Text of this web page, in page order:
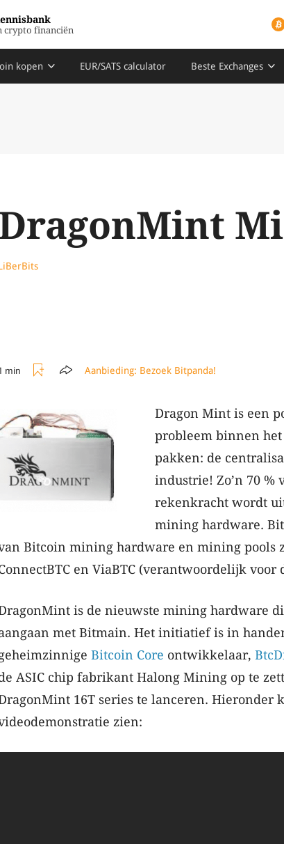
crypto financiën
kopen EUR/SATS calculator Beste Exchanges
min Aanbieding: Bezoek Bitpanda!
Dragon Mint is een
probleem binnen
pakken: de
industrie! Zo’n 70 %
rekenkracht wordt
mining hardware.
Bitcoin mining hardware en mining pools
en ViaBTC (verantwoordelijk voor
is de nieuwste mining hardware
met Bitmain. Het initiatief is in
Bitcoin Core ontwikkelaar,
ASIC chip fabrikant Halong Mining op te
16T series te lanceren. Hieronder
zien: